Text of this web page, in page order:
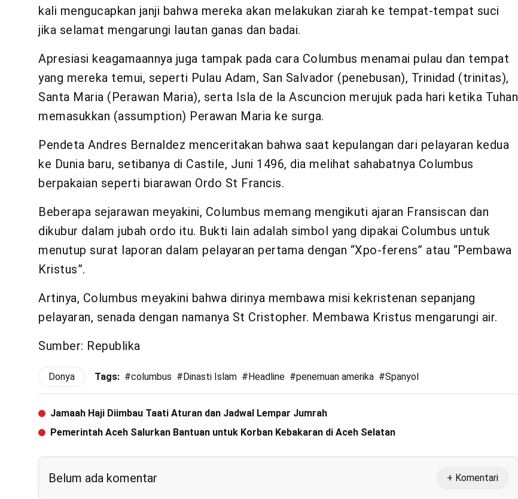
kali mengucapkan janji bahwa mereka akan melakukan ziarah ke tempat-tempat suci
jika selamat mengarungi lautan ganas dan badai.
Apresiasi keagamaannya juga tampak pada cara Columbus menamai pulau dan tempat
yang mereka temui, seperti Pulau Adam, San Salvador (penebusan), Trinidad (trinitas),
Santa Maria (Perawan Maria), serta Isla de la Ascuncion merujuk pada hari ketika Tuhan
memasukkan (assumption) Perawan Maria ke surga.
Pendeta Andres Bernaldez menceritakan bahwa saat kepulangan dari pelayaran kedua
ke Dunia baru, setibanya di Castile, Juni 1496, dia melihat sahabatnya Columbus
berpakaian seperti biarawan Ordo St Francis.
Beberapa sejarawan meyakini, Columbus memang mengikuti ajaran Fransiscan dan
dikubur dalam jubah ordo itu. Bukti lain adalah simbol yang dipakai Columbus untuk
menutup surat laporan dalam pelayaran pertama dengan “Xpo-ferens” atau “Pembawa
Kristus”.
Artinya, Columbus meyakini bahwa dirinya membawa misi kekristenan sepanjang
pelayaran, senada dengan namanya St Cristopher. Membawa Kristus mengarungi air.
Sumber: Republika
Donya Tags: #columbus # Dinasti Islam # Headline #penemuan amerika #Spanyol
Jamaah Haji Diimbau Taati Aturan dan Jadwal Lempar Jumrah
Pemerintah Aceh Salurkan Bantuan untuk Korban Kebakaran di Aceh Selatan
Belum ada komentar + Komentari